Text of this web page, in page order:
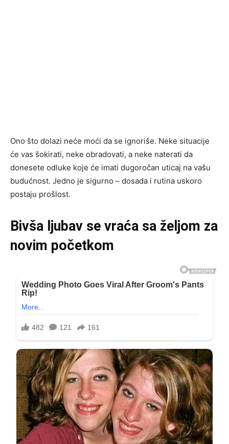
Ono što dolazi neće moći da se ignoriše. Neke situacije
će vas šokirati, neke obradovati, a neke naterati da
donesete odluke koje će imati dugoročan uticaj na vašu
budućnost. Jedno je sigurno – dosada i rutina uskoro
postaju prošlost.
Bivša ljubav se vraća sa željom za
novim početkom